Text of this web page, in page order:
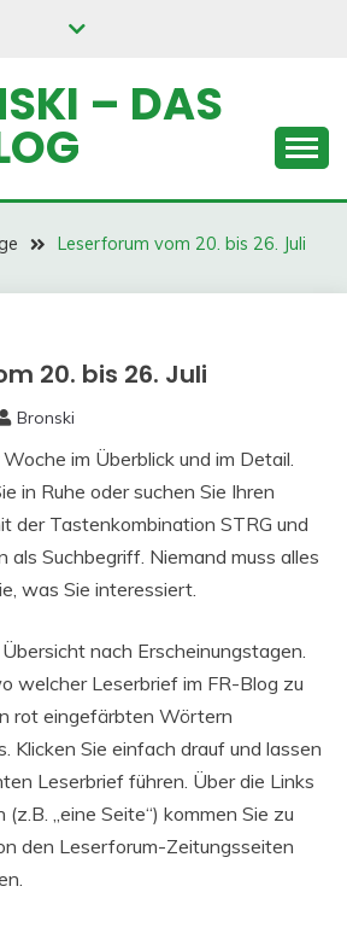
– DAS
Leserforum vom 20. bis 26. Juli
20. bis 26. Juli
Bronski
im Überblick und im Detail.
in Ruhe oder suchen Sie Ihren
der Tastenkombination STRG und
als Suchbegriff. Niemand muss alles
was Sie interessiert.
nach Erscheinungstagen.
welcher Leserbrief im FR-Blog zu
rot eingefärbten Wörtern
Klicken Sie einfach drauf und lassen
Leserbrief führen. Über die Links
„eine Seite“) kommen Sie zu
den Leserforum-Zeitungsseiten